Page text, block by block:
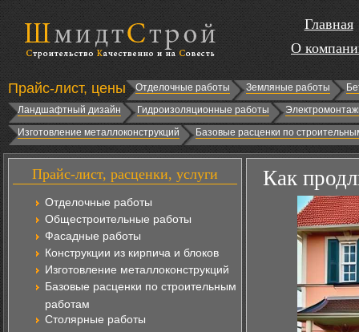
Главная
О
Прайс-лист, цены Отделочные работы Земляные работы
Ландшафтный дизайн
Гидроизоляционные работы
Изготовление металлоконструкций
Базовые расценки по
Прайс-лист, расценки, услуги
Отделочные работы
Общестроительные работы
Фасадные работы
Конструкции из кирпича и блоков
Изготовление металлоконструкций
Базовые расценки по строительным
работам
Столярные работы
Как